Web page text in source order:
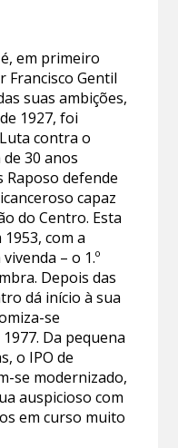
é, em primeiro
Gentil
suas ambições,
1927, foi
contra o
30 anos
defende
capaz
do Centro. Esta
com a
– o 1.º
Depois das
dá início à sua
se
Da pequena
o IPO de
se modernizado,
auspicioso com
em curso muito